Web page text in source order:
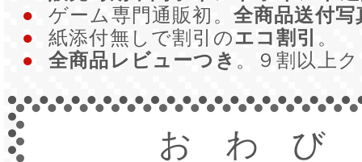
●
ゲーム専門通販初。 全商品送付写
●
紙添付無しで割引のエコ割引 。
●
全商品レビューつき 。９割以上
おわび